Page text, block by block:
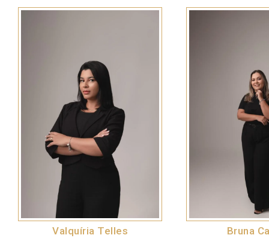
Valquíria Telles Bruna